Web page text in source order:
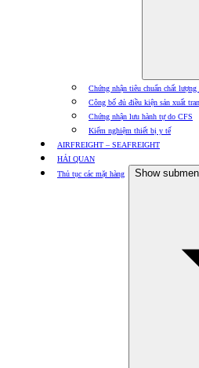
Chứng nhận tiêu chuẩn chất
Công bố đủ điều kiện sản xuất
Chứng nhận lưu hành tự do CFS
Kiểm nghiệm thiết bị y tế
AIRFREIGHT – SEAFREIGHT
HẢI QUAN
Thủ tục các mặt hàng
Show